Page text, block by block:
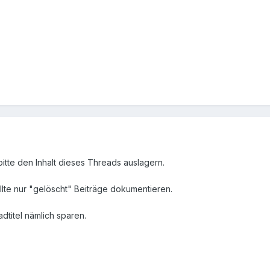
den Inhalt dieses Threads auslagern.
nur "gelöscht" Beiträge dokumentieren.
nämlich sparen.